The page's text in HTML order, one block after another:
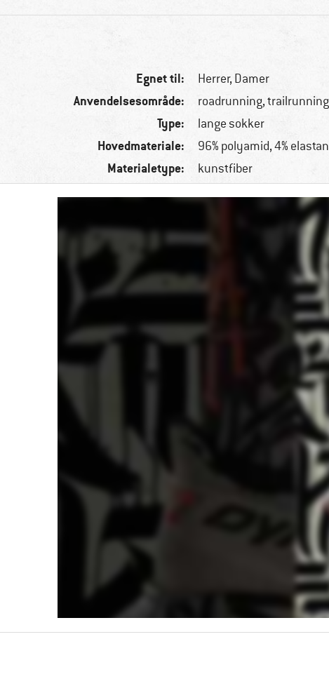
Egnet til: Herrer, Damer
Anvendelsesområde: roadrunning, trailrunning
Type: lange sokker
Hovedmateriale: 96% polyamid, 4% elastan
Materialetype: kunstfiber